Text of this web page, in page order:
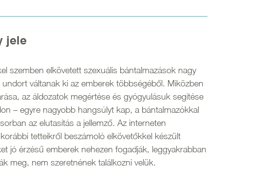
jele
szemben elkövetett szexuális bántalmazások nagy
undort váltanak ki az emberek többségéből. Miközben
az áldozatok megértése és gyógyulásuk segítése
– egyre nagyobb hangsúlyt kap, a bántalmazókkal
az elutasítás a jellemző. Az interneten
tetteikről beszámoló elkövetőkkel készült
jó érzésű emberek nehezen fogadják, leggyakrabban
meg, nem szeretnének találkozni velük.